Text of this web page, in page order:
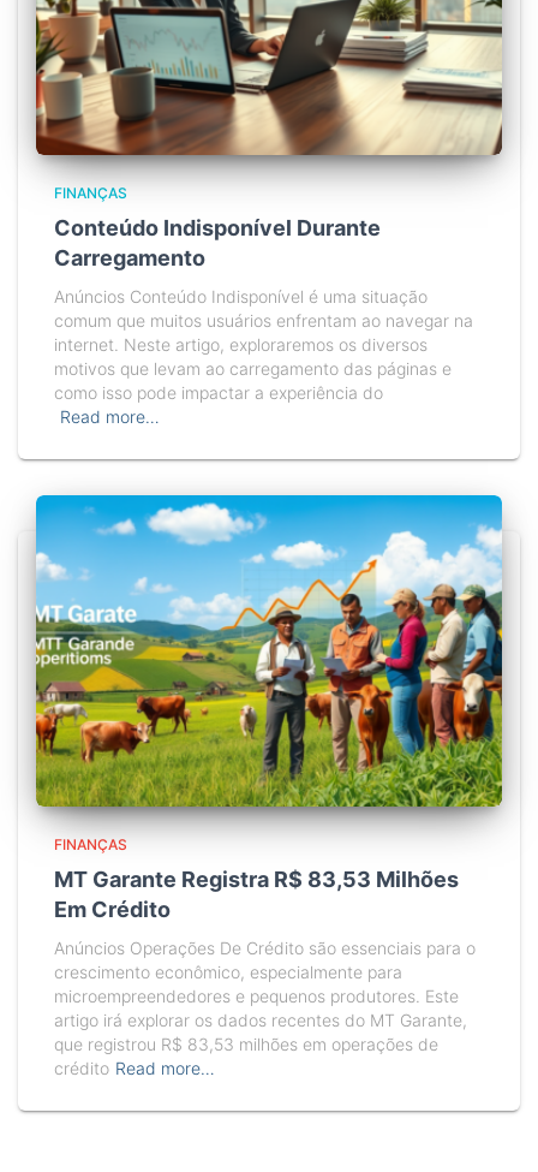
FINANÇAS
Conteúdo Indisponível Durante
Carregamento
Anúncios Conteúdo Indisponível é uma situação
comum que muitos usuários enfrentam ao navegar na
internet. Neste artigo, exploraremos os diversos
motivos que levam ao carregamento das páginas e
como isso pode impactar a experiência do
Read more…
FINANÇAS
MT Garante Registra R$ 83,53 Milhões
Em Crédito
Anúncios Operações De Crédito são essenciais para o
crescimento econômico, especialmente para
microempreendedores e pequenos produtores. Este
artigo irá explorar os dados recentes do MT Garante,
que registrou R$ 83,53 milhões em operações de
crédito Read more…